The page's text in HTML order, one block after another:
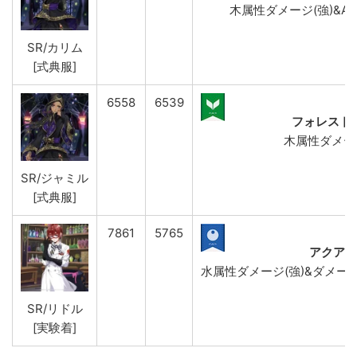
SR/カリム
[式典服]
木属性ダメージ(強
SR/ジャミル
[式典服]
6558
6539
フォレスト
木属性ダメ
SR/リドル
[実験着]
7861
5765
アクア
水属性ダメージ(強)&ダメー